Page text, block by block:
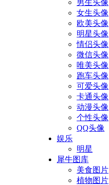
男生头像
女生头像
欧美头像
明星头像
情侣头像
微信头像
唯美头像
跑车头像
可爱头像
卡通头像
动漫头像
个性头像
QQ头像
娱乐
明星
犀牛图库
美食图片
植物图片